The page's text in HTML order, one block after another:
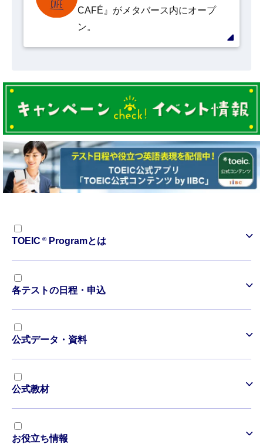
CAFÉ』がメタバース内にオープ
ン。
TOEIC ®Programとは
各テストの日程・申込
公式データ・資料
公式教材
お役立ち情報